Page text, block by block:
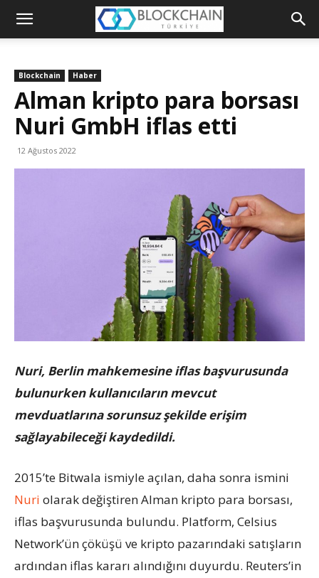
Blockchain
Platformu
Blockchain Haber
Alman kripto para borsası
Nuri GmbH iflas etti
12 Ağustos 2022
Nuri, Berlin mahkemesine iflas başvurusunda
bulunurken kullanıcıların mevcut
mevduatlarına sorunsuz şekilde erişim
sağlayabileceği kaydedildi.
2015’te Bitwala ismiyle açılan, daha sonra ismini
Nuri olarak değiştiren Alman kripto para borsası,
iflas başvurusunda bulundu. Platform, Celsius
Network’ün çöküşü ve kripto pazarındaki satışların
ardından iflas kararı alındığını duyurdu. Reuters’in